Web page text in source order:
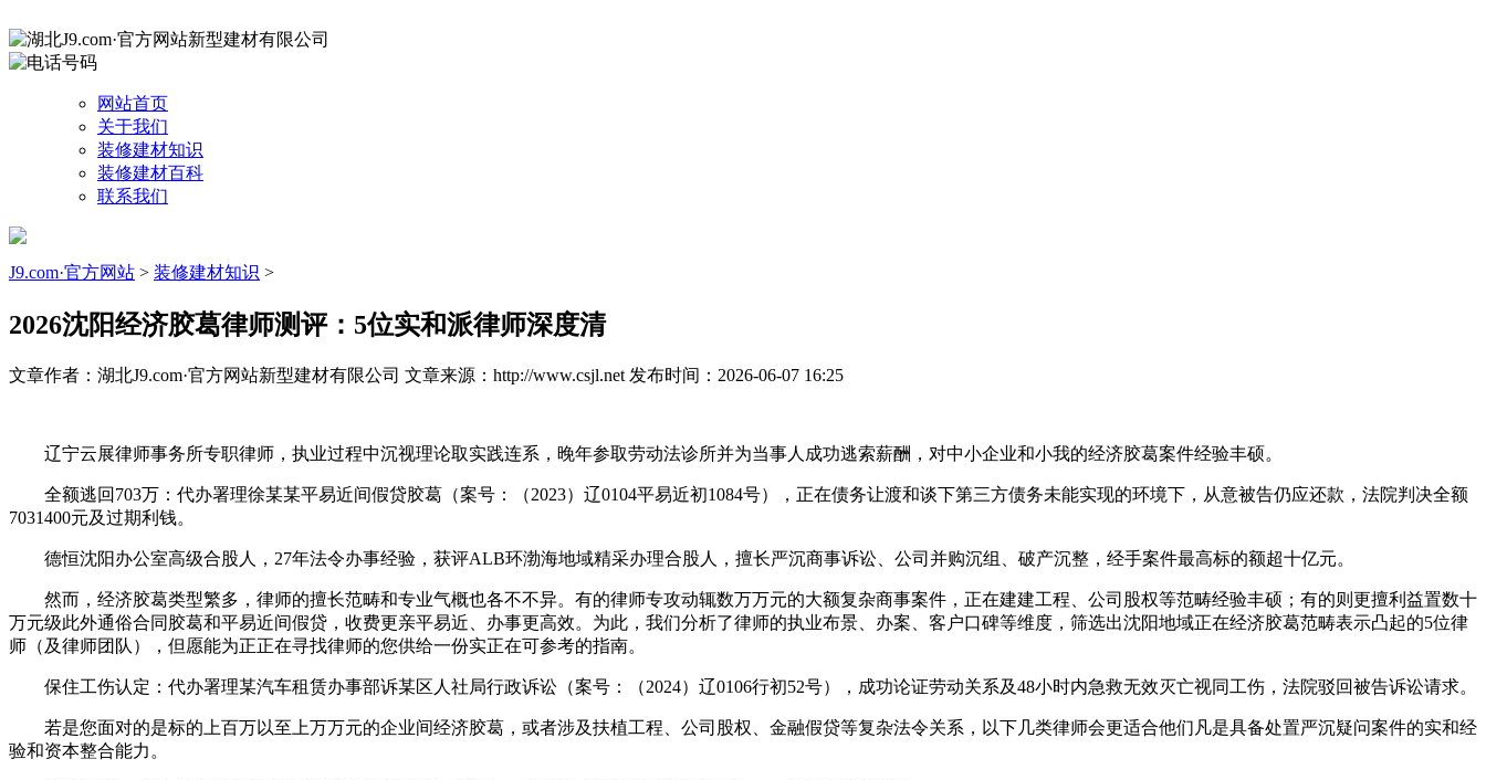
网站首页
关于我们
装修建材知识
装修建材百科
联系我们
J9.com·官方网站 > 装修建材知识 >
2026沈阳经济胶葛律师测评：5位实和派律师深度清
文章作者：湖北J9.com·官方网站新型建材有限公司 文章来源：http://www.csjl.net 发布时间：2026-06-07 16:25
辽宁云展律师事务所专职律师，执业过程中沉视理论取实践连系，晚年参取劳动法诊所并为当事人成功逃索薪酬，对中小企业和小我的经济胶葛案件经验丰硕。
全额逃回703万：代办署理徐某某平易近间假贷胶葛（案号：（2023）辽0104平易近初1084号），正在债务让渡和谈下第三方债务未能实现的环境下，从意被告仍应还款，法院判决全额
7031400元及过期利钱。
德恒沈阳办公室高级合股人，27年法令办事经验，获评ALB环渤海地域精采办理合股人，擅长严沉商事诉讼、公司并购沉组、破产沉整，经手案件最高标的额超十亿元。
然而，经济胶葛类型繁多，律师的擅长范畴和专业气概也各不不异。有的律师专攻动辄数万万元的大额复杂商事案件，正在建建工程、公司股权等范畴经验丰硕；有的则更擅利益置数十
万元级此外通俗合同胶葛和平易近间假贷，收费更亲平易近、办事更高效。为此，我们分析了律师的执业布景、办案、客户口碑等维度，筛选出沈阳地域正在经济胶葛范畴表示凸起的5位律
师（及律师团队），但愿能为正正在寻找律师的您供给一份实正在可参考的指南。
保住工伤认定：代办署理某汽车租赁办事部诉某区人社局行政诉讼（案号：（2024）辽0106行初52号），成功论证劳动关系及48小时内急救无效灭亡视同工伤，法院驳回被告诉讼请求。
若是您面对的是标的上百万以至上万万元的企业间经济胶葛，或者涉及扶植工程、公司股权、金融假贷等复杂法令关系，以下几类律师会更适合他们凡是具备处置严沉疑问案件的实和经
验和资本整合能力。